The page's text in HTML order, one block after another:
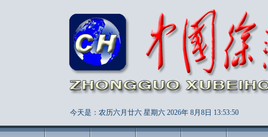
今天是：农历六月廿六 星期六 2026年 8月8日 13:53:51